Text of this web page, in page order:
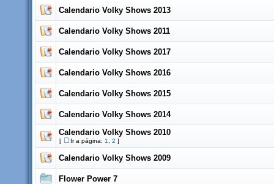
Calendario Volky Shows 2013
Calendario Volky Shows 2011
Calendario Volky Shows 2017
Calendario Volky Shows 2016
Calendario Volky Shows 2015
Calendario Volky Shows 2014
Calendario Volky Shows 2010
[ Ir a página: 1 2 ]
Calendario Volky Shows 2009
Flower Power 7